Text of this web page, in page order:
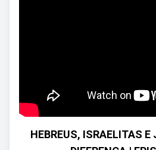
HEBREUS, ISRAELITAS E